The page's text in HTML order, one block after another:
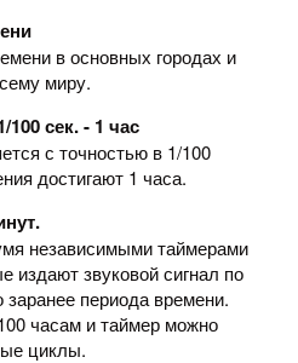
в основных городах и
миру.
сек. - 1 час
с точностью в 1/100
достигают 1 часа.
независимыми таймерами
издают звуковой сигнал по
заранее периода времени.
часам и таймер можно
циклы.